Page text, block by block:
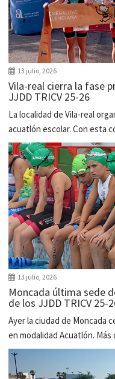
13 julio, 2026
Vila-real cierra la fase
JJDD TRICV 25-26
La localidad de Vila-real
acuatlón escolar. Con esta
13 julio, 2026
Moncada última sede
de los JJDD TRICV 25-
Ayer la ciudad de Moncada
en modalidad Acuatlón. Más